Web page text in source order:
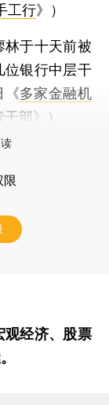
工行》）
于十天前被
位银行中层干
《多家金融机
干部》）
限
观经济、股票